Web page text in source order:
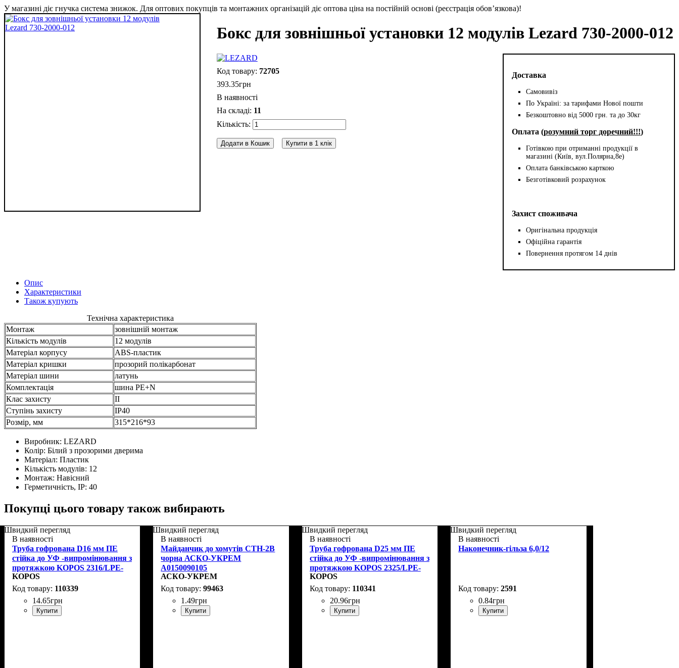
У магазині діє гнучка система знижок. Для оптових покупців та монтажних організацій діє оптова ціна на постійній основі (реєстрація обов’язкова)!
Бокс для зовнішньої установки 12 модулів Lezard 730-2000-012
Доставка
Самовивіз
По Україні: за тарифами Нової пошти
Безкоштовно від 5000 грн. та до 30кг
Оплата (розумний торг доречний!!!)
Готівкою при отриманні продукції в
магазині (Київ, вул.Полярна,8е)
Оплата банківською карткою
Безготівковий розрахунок
Захист споживача
Оригінальна продукція
Офіційна гарантія
Повернення протягом 14 днів
72705
393.35грн
В наявності
11
Додати в Кошик Купити в 1 клік
Опис
Характеристики
Також купують
Технічна характеристика
Монтаж
зовнішній монтаж
Кількість модулів
12 модулів
Матеріал корпусу
ABS-пластик
Матеріал кришки
прозорий полікарбонат
Матеріал шини
латунь
Комплектація
шина PE+N
Клас захисту
II
Ступінь захисту
IP40
Розмір, мм
315*216*93
Виробник: LEZARD
Колір: Білий з прозорими дверима
Матеріал: Пластик
Кількість модулів: 12
Монтаж: Навісний
Герметичність, IP: 40
Покупці цього товару також вибирають
Швидкий перегляд
В наявності
Труба гофрована D16 мм ПЕ
стійка до УФ -випромінювання з
протяжкою KOPOS 2316/LPE-
1_F50DU
KOPOS
110339
14.65грн
Купити
Швидкий перегляд
В наявності
Майданчик до хомутів CTH-2B
чорна АСКО-УКРЕМ
A0150090105
АСКО-УКРЕМ
99463
1 .49грн
Купити
Швидкий перегляд
В наявності
Труба гофрована D25 мм ПЕ
стійка до УФ -випромінювання з
протяжкою KOPOS 2325/LPE-
1_F50DU
KOPOS
110341
20.96грн
Купити
Швидкий перегляд
В наявності
Наконечник-гільза 6,0/12
2591
0.84грн
Купити